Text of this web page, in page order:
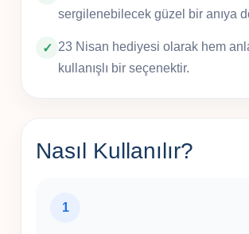
sergilenebilecek güzel bir anıya
23 Nisan hediyesi olarak hem
kullanışlı bir seçenektir.
Nasıl Kullanılır?
1